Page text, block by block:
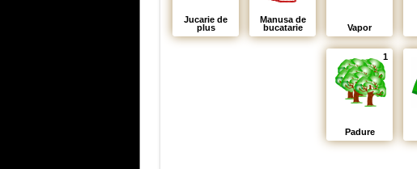
Jucarie de
plus
Manusa de
bucatarie
Vapor
1
Padure